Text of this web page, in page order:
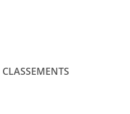
CLASSEMENTS